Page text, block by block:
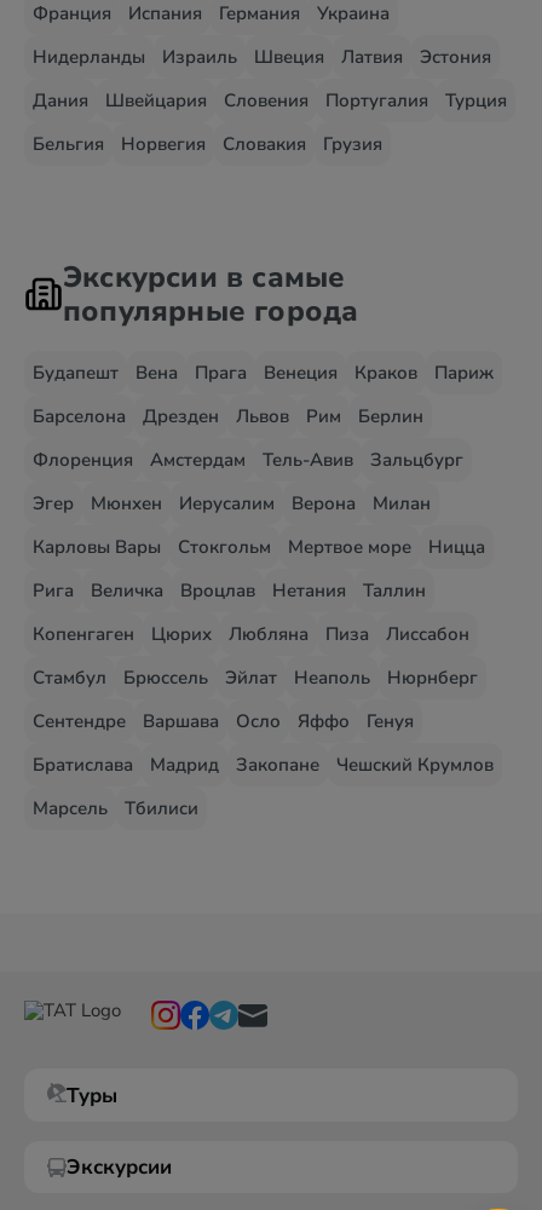
Франция
Испания Германия
Украина
Нидерланды
Израиль Швеция Латвия
Эстония
Дания
Швейцария Словения Португалия
Турция
Бельгия
Норвегия Словакия Грузия
Экскурсии в самые
популярные города
Будапешт Вена Прага Венеция Краков
Париж
Барселона
Дрезден Львов Рим
Берлин
Флоренция
Амстердам Тель-Авив
Зальцбург
Эгер
Мюнхен Иерусалим Верона
Милан
Карловы Вары
Стокгольм Мертвое море
Ницца
Рига
Величка Вроцлав Нетания
Таллин
Копенгаген
Цюрих Любляна Пиза
Лиссабон
Стамбул
Брюссель Эйлат Неаполь
Нюрнберг
Сентендре
Варшава Осло Яффо
Генуя
Братислава
Мадрид Закопане
Чешский Крумлов
Марсель
Тбилиси
Туры
Экскурсии